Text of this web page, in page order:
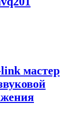
мастер